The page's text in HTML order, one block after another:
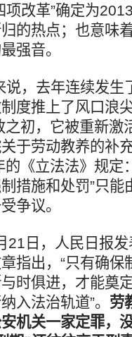
改革”确定为
的热点；也意味
强音。
说，去年连续发生
度推上了风口浪
初，它被重新激
于劳动教养的补
《立法法》规定
措施和处罚”只能
争议。
21日，人民日报
指出，“只有确保
时俱进，才能奠
入法治轨道”。 劳
机关一家定罪，